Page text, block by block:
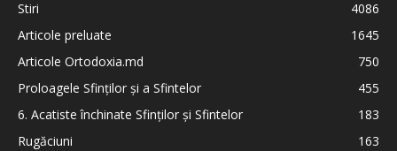
Stiri
4086
Articole preluate
1645
Articole Ortodoxia.md
750
Proloagele Sfinților și a Sfintelor
455
6. Acatiste închinate Sfinților și Sfintelor
183
Rugăciuni
163